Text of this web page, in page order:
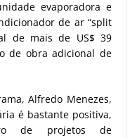
evaporadora e
de ar “split
de mais de US$ 39
de obra adicional de
Alfredo Menezes,
é bastante positiva,
de projetos de